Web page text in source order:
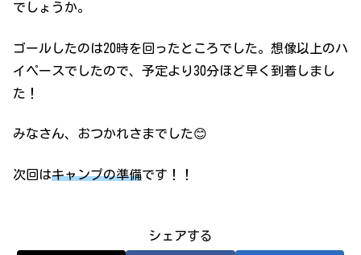
でしょうか。
ゴールしたのは20時を回ったところでした。想像以上のハ
イペースでしたので、予定より30分ほど早く到着しまし
た！
みなさん、おつかれさまでした😊
次回はキャンプの準備です！！
シェアする